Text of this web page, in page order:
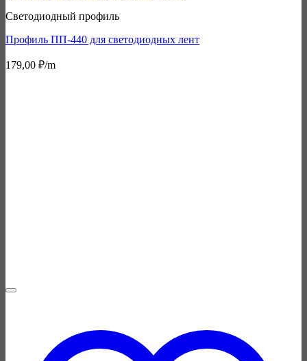
Светодиодный профиль
Профиль ПП-440 для светодиодных лент
179,00 ₽/m